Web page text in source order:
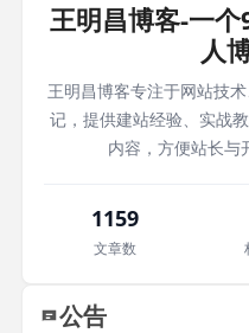
王明昌博客-一
人
王明昌博客专注于网站技
记，提供建站经验、实战
内容，方便站长与
1159
文章数
公告